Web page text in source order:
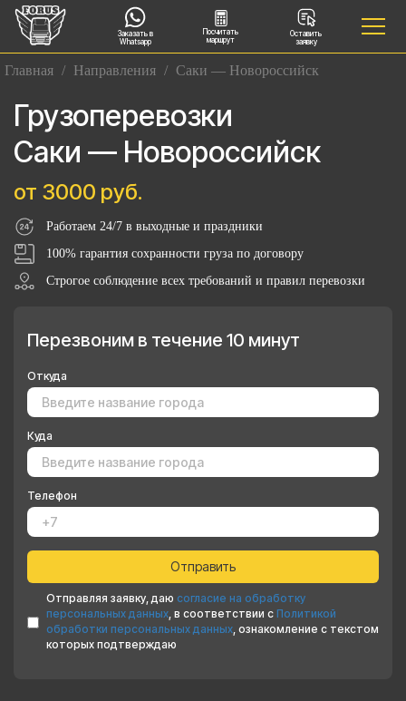
Заказать в
Whatsapp
Посчитать
маршрут
Оставить
заявку
Главная / Направления / Саки — Новороссийск
Грузоперевозки
Саки — Новороссийск
от 3000 руб.
Работаем 24/7 в выходные и праздники
100% гарантия сохранности груза по договору
Строгое соблюдение всех требований и правил перевозки
Перезвоним в течение 10 минут
Откуда
Куда
Телефон
Отправляя заявку, даю согласие на обработку
персональных данных, в соответствии с Политикой
обработки персональных данных, ознакомление с текстом
которых подтверждаю